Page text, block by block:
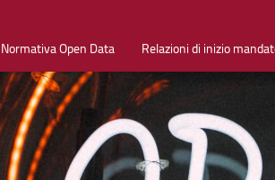
Normativa Open Data Relazioni di inizio